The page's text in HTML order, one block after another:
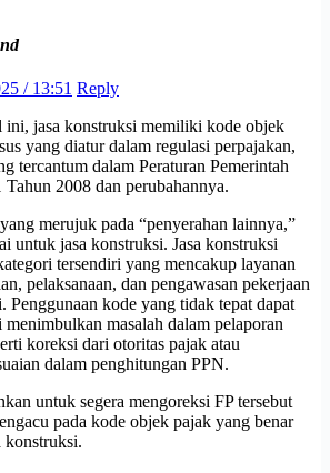
/ 13:51 Reply
ini, jasa konstruksi memiliki kode objek
yang diatur dalam regulasi perpajakan,
tercantum dalam Peraturan Pemerintah
2008 dan perubahannya.
merujuk pada “penyerahan lainnya,”
untuk jasa konstruksi. Jasa konstruksi
tersendiri yang mencakup layanan
pelaksanaan, dan pengawasan pekerjaan
Penggunaan kode yang tidak tepat dapat
menimbulkan masalah dalam pelaporan
koreksi dari otoritas pajak atau
dalam penghitungan PPN.
untuk segera mengoreksi FP tersebut
pada kode objek pajak yang benar
konstruksi.